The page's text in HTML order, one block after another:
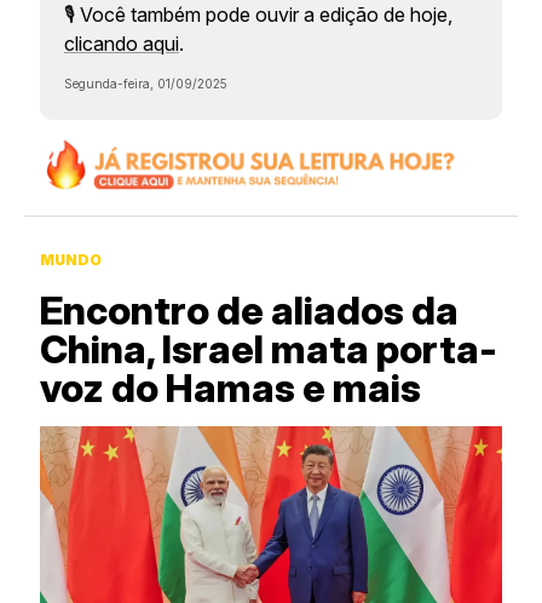
🎙️ Você também pode ouvir a edição de hoje,
clicando aqui.
Segunda-feira, 01/09/2025
MUNDO
Encontro de aliados da
China, Israel mata porta-
voz do Hamas e mais